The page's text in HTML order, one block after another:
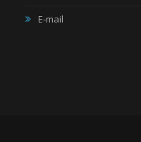
E-mail